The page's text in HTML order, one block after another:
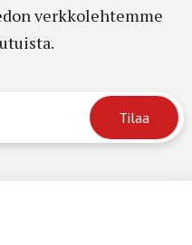
verkkolehtemme